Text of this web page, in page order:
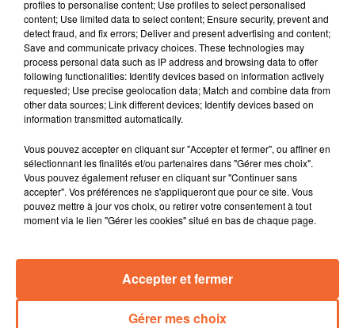
Présenté par Fabien Gazeau
- La colère agricole à la une de l'actu encore ce soir,
avec la FNSEA et les JA qui sont postés à Niort sur le
boulevard de l'Europe, quelques jeunes lycéens
agricoles aussi mobilisés à Bressuire (photo)
- Comme tous les ans, l'aggloB doit mettre la main à la
poche pour équilibrer les budgets de Pescalis.
- Les animations de Noël à Bressuire ce WE
- Camille Anssel en dédicace demain à Bressuire,
Chanteur, musicien, il est également écrivain, remarqué
par Gallimard parmi plus de 1.200 manuscrits
- La corrida de Courlay fait le plein demain avec 1.000
profiles to personalise content; Use profiles to select personalised
content; Use limited data to select content; Ensure security, prevent and
detect fraud, and fix errors; Deliver and present advertising and content;
Save and communicate privacy choices. These technologies may
process personal data such as IP address and browsing data to offer
following functionalities: Identify devices based on information actively
requested; Use precise geolocation data; Match and combine data from
other data sources; Link different devices; Identify devices based on
information transmitted automatically.
Vous pouvez accepter en cliquant sur "Accepter et fermer", ou affiner en
sélectionnant les finalités et/ou partenaires dans "Gérer mes choix".
Vous pouvez également refuser en cliquant sur "Continuer sans
accepter". Vos préférences ne s'appliqueront que pour ce site. Vous
pouvez mettre à jour vos choix, ou retirer votre consentement à tout
moment via le lien "Gérer les cookies" situé en bas de chaque page.
Gérer mes choix
Accepter et fermer